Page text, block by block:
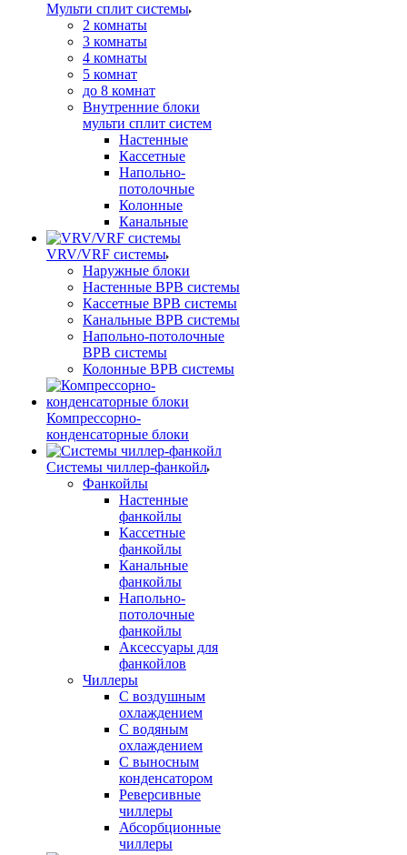
Мульти сплит системы
2 комнаты
3 комнаты
4 комнаты
5 комнат
до 8 комнат
Внутренние блоки
мульти сплит систем
Настенные
Кассетные
Напольно-
потолочные
Колонные
Канальные
VRV/VRF системы
Наружные блоки
Настенные ВРВ системы
Кассетные ВРВ системы
Канальные ВРВ системы
Напольно-потолочные
ВРВ системы
Колонные ВРВ системы
Компрессорно-
конденсаторные блоки
Системы чиллер-фанкойл
Фанкойлы
Настенные
фанкойлы
Кассетные
фанкойлы
Канальные
фанкойлы
Напольно-
потолочные
фанкойлы
Аксессуары для
фанкойлов
Чиллеры
С воздушным
охлаждением
С водяным
охлаждением
С выносным
конденсатором
Реверсивные
чиллеры
Абсорбционные
чиллеры